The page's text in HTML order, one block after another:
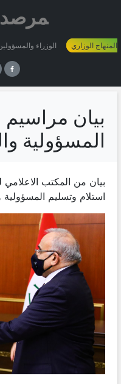
الوزراء المنهاج الوزاري
بيان مراسيم
المسؤولية
بيان من المكتب
استلام وتسليم المسؤولية